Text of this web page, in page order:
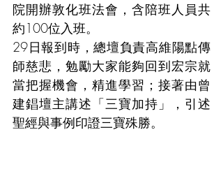
院開辦敦化班法會，含陪班人員共
約100位入班。
29日報到時，總壇負責高維陽點傳
師慈悲，勉勵大家能夠回到宏宗就
當把握機會，精進學習；接著由曾
建錩壇主講述「三寶加持」，引述
聖經與事例印證三寶殊勝。